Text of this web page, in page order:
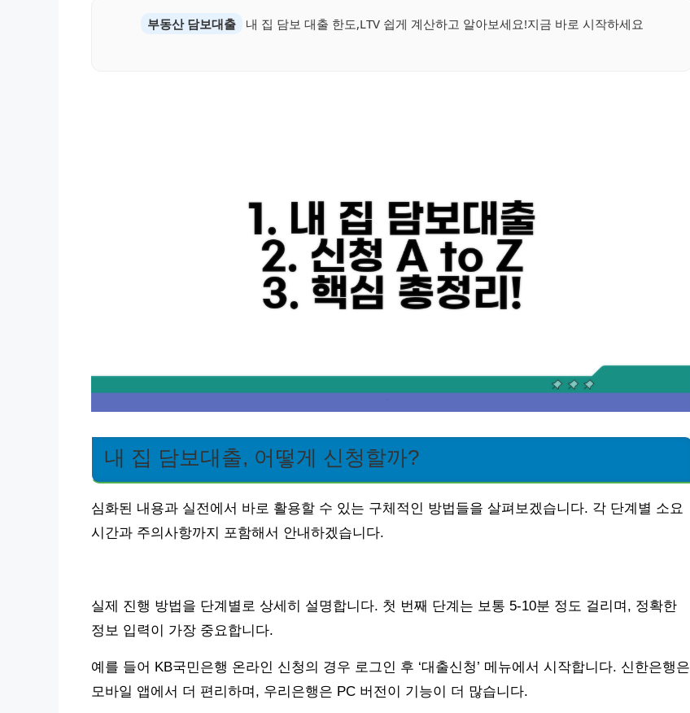
부동산 담보대출 내 집 담보 대출 한도,LTV 쉽게 계산하고 알아보세요!지금 바로 시작하세요
내 집 담보대출, 어떻게 신청할까?
심화된 내용과 실전에서 바로 활용할 수 있는 구체적인 방법들을 살펴보겠습니다. 각 단계별 소요
시간과 주의사항까지 포함해서 안내하겠습니다.
실제 진행 방법을 단계별로 상세히 설명합니다. 첫 번째 단계는 보통 5-10분 정도 걸리며, 정확한
정보 입력이 가장 중요합니다.
예를 들어 KB국민은행 온라인 신청의 경우 로그인 후 ‘대출신청’ 메뉴에서 시작합니다. 신한은행은
모바일 앱에서 더 편리하며, 우리은행은 PC 버전이 기능이 더 많습니다.